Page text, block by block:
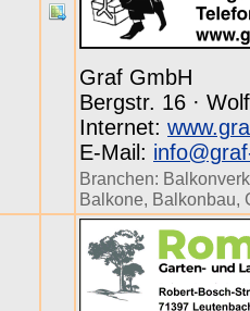
Graf GmbH
Bergstr. 16 ·
Internet:
E-Mail:
Branchen:
Balkone, Balkonbau,